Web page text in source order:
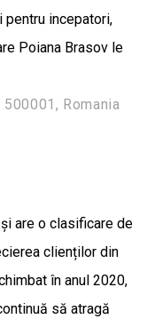
incepatori,
Poiana Brasov le
Romania
are o clasificare de
clienților din
în anul 2020,
să atragă